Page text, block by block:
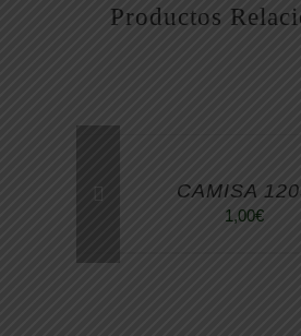
Productos
TIENE
MÚLTIPLES
CAMISA
1,00€